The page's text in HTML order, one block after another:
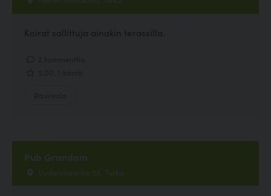
Koirat sallittuja ainakin terassilla.
Pub Grandam
Uudenmaantie 58, Turku